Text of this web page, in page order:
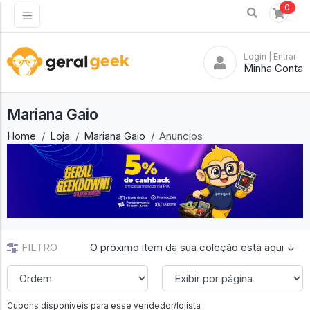
0
Login | Entrar
Minha Conta
Mariana Gaio
Home Loja Mariana Gaio Anuncios
FILTRO O próximo item da sua coleção está aqui ↓
Cupons disponíveis para esse vendedor/lojista